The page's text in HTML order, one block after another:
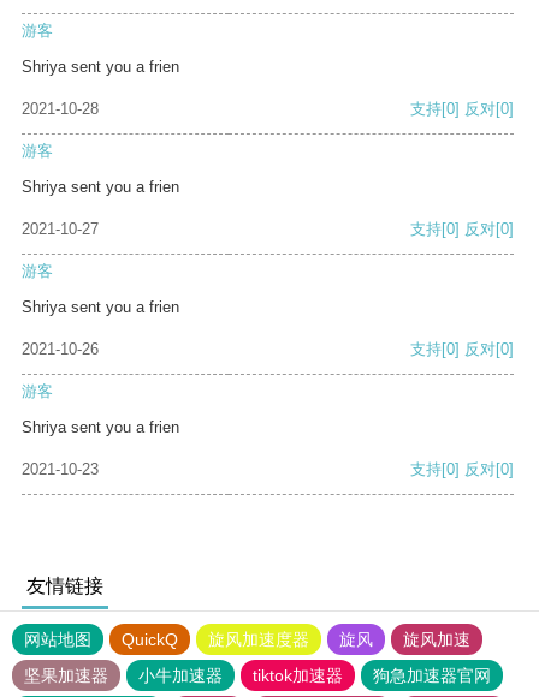
游客
Shriya sent you a frien
2021-10-28 支持[0] 反对[0]
游客
Shriya sent you a frien
2021-10-27 支持[0] 反对[0]
游客
Shriya sent you a frien
2021-10-26 支持[0] 反对[0]
游客
Shriya sent you a frien
2021-10-23 支持[0] 反对[0]
友情链接
网站地图 QuickQ 旋风加速度器 旋风
旋风加速
坚果加速器
小牛加速器 tiktok加速器
狗急加速器官网